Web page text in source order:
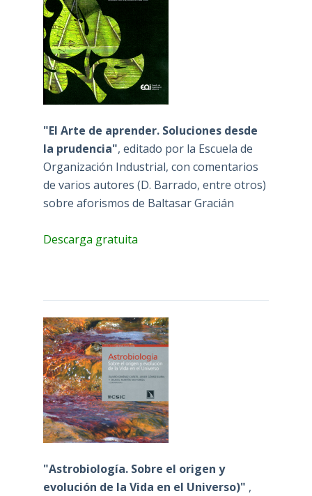
"El Arte de aprender. Soluciones desde
la prudencia", editado por la Escuela de
Organización Industrial, con comentarios
de varios autores (D. Barrado, entre otros)
sobre aforismos de Baltasar Gracián
Descarga gratuita
"Astrobiología. Sobre el origen y
evolución de la Vida en el Universo)" ,